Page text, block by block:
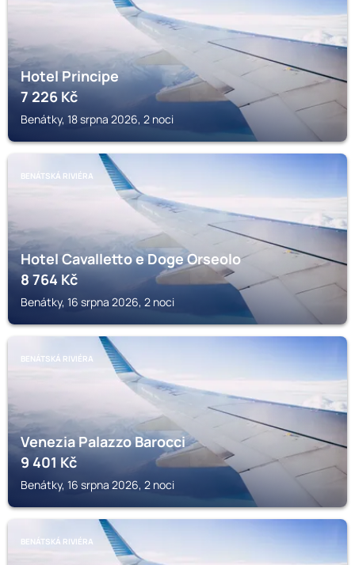
Hotel Principe
7 226Kč
Benátky, 18 srpna 2026, 2 noci
BENÁTSKÁ RIVIÉRA
Hotel Cavalletto e Doge Orseolo
8 764Kč
Benátky, 16 srpna 2026, 2 noci
BENÁTSKÁ RIVIÉRA
Venezia Palazzo Barocci
9 401Kč
Benátky, 16 srpna 2026, 2 noci
BENÁTSKÁ RIVIÉRA